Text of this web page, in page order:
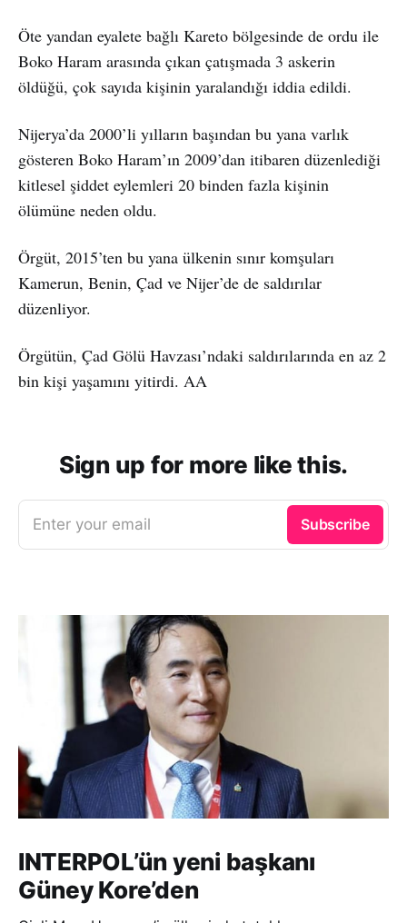
Öte yandan eyalete bağlı Kareto bölgesinde de ordu ile
Boko Haram arasında çıkan çatışmada 3 askerin
öldüğü, çok sayıda kişinin yaralandığı iddia edildi.
Nijerya’da 2000’li yılların başından bu yana varlık
gösteren Boko Haram’ın 2009’dan itibaren düzenlediği
kitlesel şiddet eylemleri 20 binden fazla kişinin
ölümüne neden oldu.
Örgüt, 2015’ten bu yana ülkenin sınır komşuları
Kamerun, Benin, Çad ve Nijer’de de saldırılar
düzenliyor.
Örgütün, Çad Gölü Havzası’ndaki saldırılarında en az 2
bin kişi yaşamını yitirdi. AA
Sign up for more like this.
Enter your email Subscribe
INTERPOL’ün yeni başkanı
Güney Kore’den